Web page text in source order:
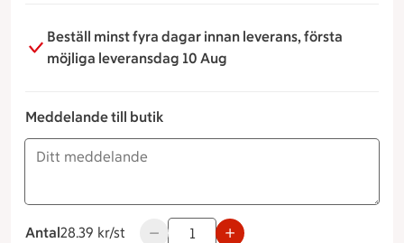
Beställ minst fyra dagar innan leverans, första
möjliga leveransdag 10 Aug
Meddelande till butik
Antal
28.39 kronor styck
28.39 kr/st Använd knapparna för att minska